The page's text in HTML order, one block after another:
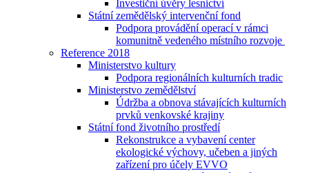
Investiční úvěry lesnictví
Státní zemědělský intervenční fond
Podpora provádění operací v rámci
komunitně vedeného místního rozvoje
Reference 2018
Ministerstvo kultury
Podpora regionálních kulturních tradic
Ministerstvo zemědělství
Údržba a obnova stávajících kulturních
prvků venkovské krajiny
Státní fond životního prostředí
Rekonstrukce a vybavení center
ekologické výchovy, učeben a jiných
zařízení pro účely EVVO